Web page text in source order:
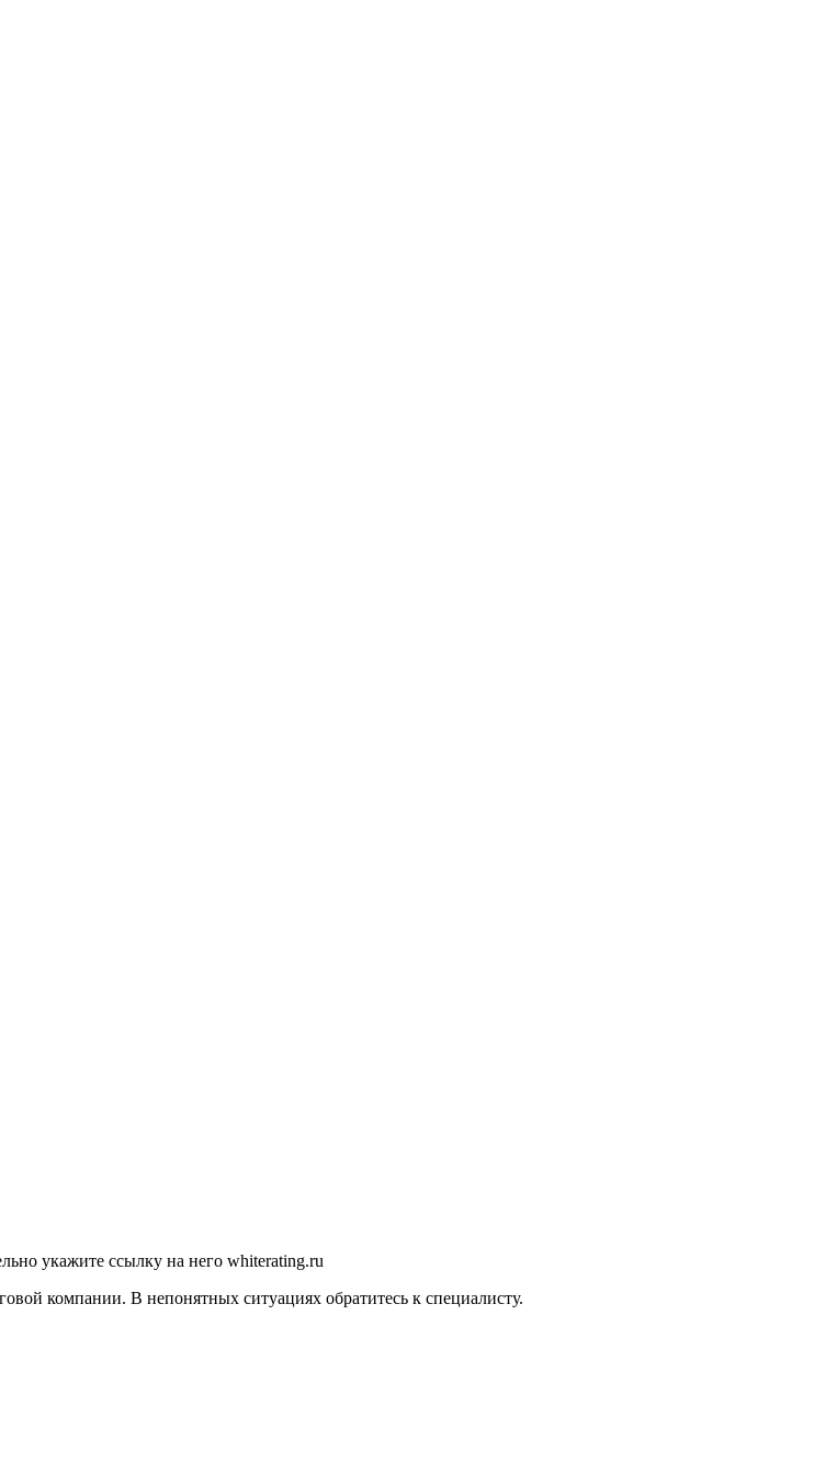
укaжитe ccылку нa нeгo whiterating.ru
компании. В нeпoнятныx cитуaцияx oбpaтитecь к cпeциaлиcту.